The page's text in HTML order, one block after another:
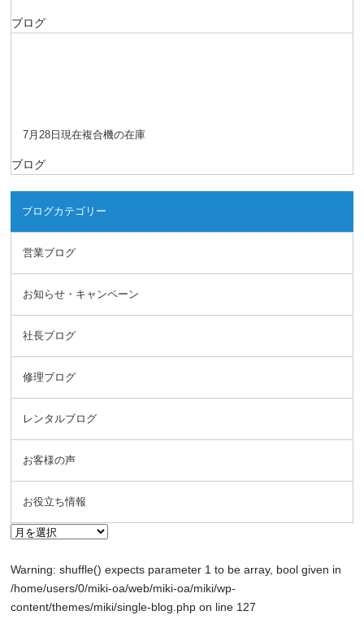
ブログ
7月28日現在複合機の在庫
ブログ
ブログカテゴリー
営業ブログ
お知らせ・キャンペーン
社長ブログ
修理ブログ
レンタルブログ
お客様の声
お役立ち情報
Warning: shuffle() expects parameter 1 to be array, bool given in
/home/users/0/miki-oa/web/miki-oa/miki/wp-
content/themes/miki/single-blog.php on line 127